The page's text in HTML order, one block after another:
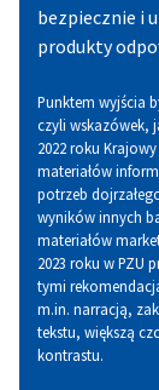
bezpiecznie i
produkty
Punktem wyjścia
czyli wskazówek,
2022 roku
materiałów
potrzeb
wyników innych
materiałów
2023 roku w PZU
tymi
m.in. narracją,
tekstu, większą
kontrastu.